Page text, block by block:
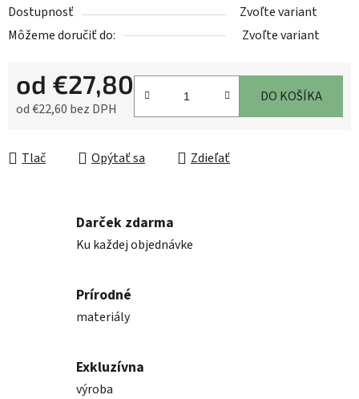
Dostupnosť
Zvoľte variant
Môžeme doručiť do:
Zvoľte variant
od €27,80
od€22,60 bez DPH
DO KOŠÍKA
Tlač Opýtať sa Zdieľať
Darček zdarma
Ku každej objednávke
Prírodné
materiály
Exkluzívna
výroba